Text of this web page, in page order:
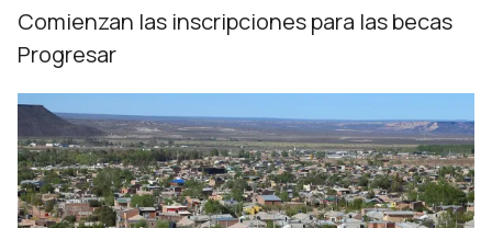
Comienzan las inscripciones para las becas
Progresar